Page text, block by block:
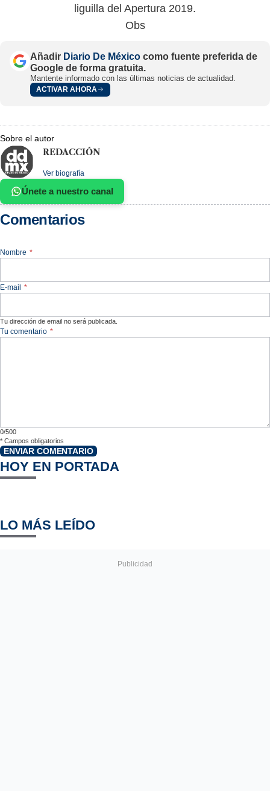
liguilla del Apertura 2019.
Obs
Añadir Diario De México como fuente preferida de
Google de forma gratuita.
Mantente informado con las últimas noticias de actualidad.
ACTIVAR AHORA
Sobre el autor
REDACCIÓN
Ver biografía
Únete a nuestro canal
Comentarios
Nombre *
E-mail *
Tu dirección de email no será publicada.
Tu comentario *
0/500
* Campos obligatorios
ENVIAR COMENTARIO
HOY EN PORTADA
LO MÁS LEÍDO